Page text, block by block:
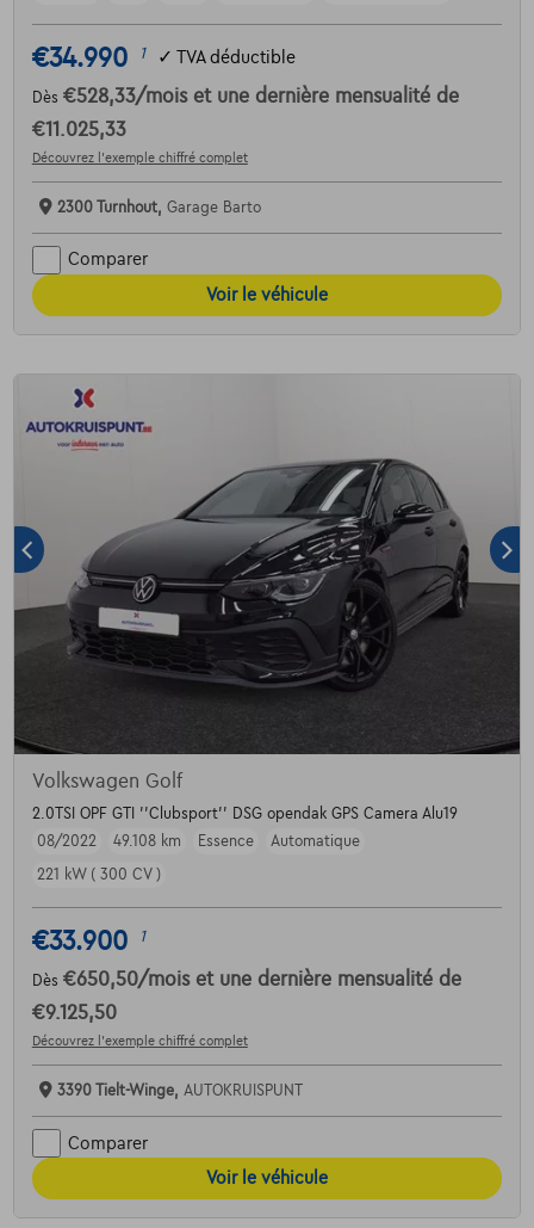
€34.990 1 ✓ TVA déductible
Dès €528,33/mois et une dernière mensualité de
€11.025,33
Découvrez l’exemple chiffré complet
2300 Turnhout, Garage Barto
Comparer
Voir le véhicule
Volkswagen Golf
2.0TSI OPF GTI ''Clubsport'' DSG opendak GPS Camera Alu19
08/2022
49.108 km Essence
Automatique
221 kW ( 300 CV )
€33.900 1
Dès €650,50/mois et une dernière mensualité de
€9.125,50
Découvrez l’exemple chiffré complet
3390 Tielt-Winge, AUTOKRUISPUNT
Comparer
Voir le véhicule